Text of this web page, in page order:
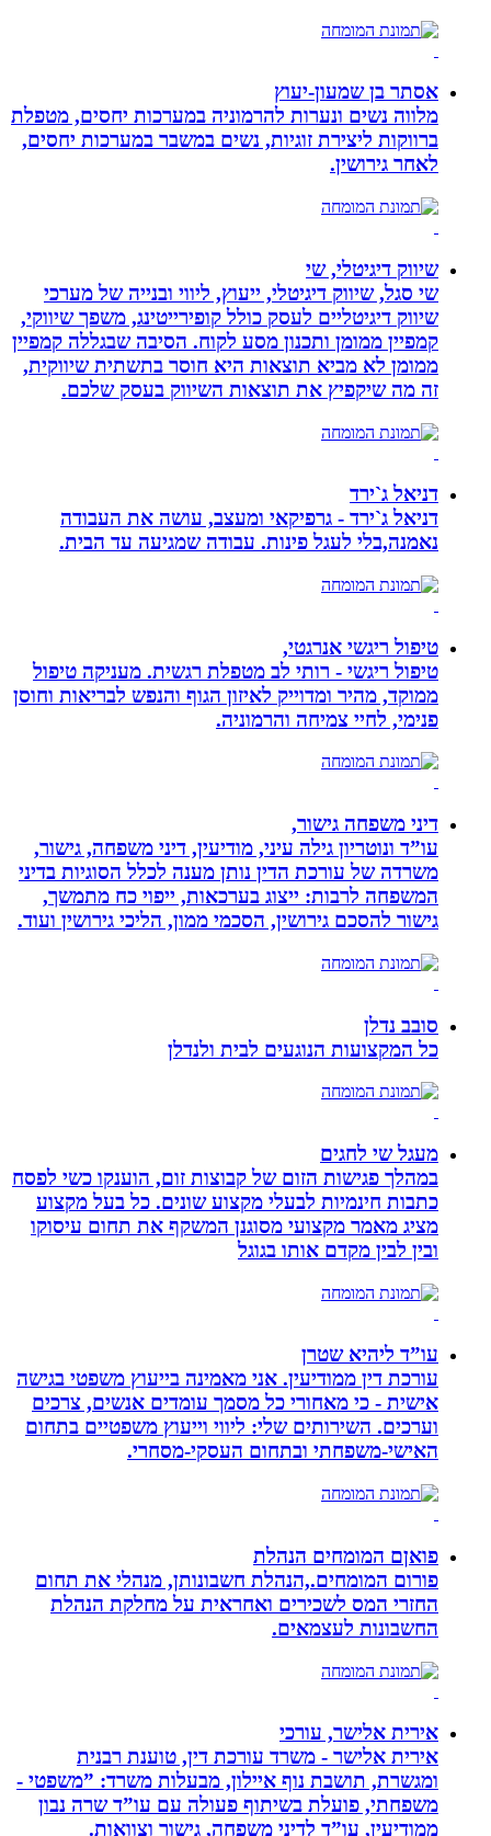
אסתר בן שמעון-יעוץ
מלווה נשים ונערות להרמוניה במערכות יחסים, מטפלת
ברווקות ליצירת זוגיות, נשים במשבר במערכות יחסים,
לאחר גירושין.
שיווק דיגיטלי, שי
שי סגל, שיווק דיגיטלי, ייעוץ, ליווי ובנייה של מערכי
שיווק דיגיטליים לעסק כולל קופירייטינג, משפך שיווקי,
קמפיין ממומן ותכנון מסע לקוח. הסיבה שבגללה קמפיין
ממומן לא מביא תוצאות היא חוסר בתשתית שיווקית,
זה מה שיקפיץ את תוצאות השיווק בעסק שלכם.
דניאל ג`ירד
דניאל ג`ירד - גרפיקאי ומעצב, עושה את העבודה
נאמנה,בלי לעגל פינות. עבודה שמגיעה עד הבית.
טיפול ריגשי אנרגטי,
טיפול ריגשי - רותי לב מטפלת רגשית. מעניקה טיפול
ממוקד, מהיר ומדוייק לאיזון הגוף והנפש לבריאות וחוסן
פנימי, לחיי צמיחה והרמוניה.
דיני משפחה גישור,
עו”ד ונוטריון גילה עיני, מודיעין, דיני משפחה, גישור,
משרדה של עורכת הדין נותן מענה לכלל הסוגיות בדיני
המשפחה לרבות: ייצוג בערכאות, ייפוי כח מתמשך,
גישור להסכם גירושין, הסכמי ממון, הליכי גירושין ועוד.
סובב נדלן
כל המקצועות הנוגעים לבית ולנדלן
מעגל שי לחגים
במהלך פגישות הזום של קבוצות זום, הוענקו כשי לפסח
כתבות חינמיות לבעלי מקצוע שונים. כל בעל מקצוע
מציג מאמר מקצועי מסוגנן המשקף את תחום עיסוקו
ובין לבין מקדם אותו בגוגל
עו”ד ליהיא שטרן
עורכת דין ממודיעין. אני מאמינה בייעוץ משפטי בגישה
אישית - כי מאחורי כל מסמך עומדים אנשים, צרכים
וערכים. השירותים שלי: ליווי וייעוץ משפטיים בתחום
האישי-משפחתי ובתחום העסקי-מסחרי.
פואןם המומחים הנהלת
פורום המומחים.,הנהלת חשבונותן, מנהלי את תחום
החזרי המס לשכירים ואחראית על מחלקת הנהלת
החשבונות לעצמאים.
אירית אלישר, עורכי
אירית אלישר - משרד עורכת דין, טוענת רבנית
ומגשרת, תושבת נוף איילון, מבעלות משרד: ”משפטי -
משפחתי, פועלת בשיתוף פעולה עם עו”ד שרה נבון
ממודיעין, עו”ד לדיני משפחה, גישור וצוואות.